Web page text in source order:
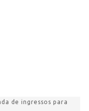
de ingressos para